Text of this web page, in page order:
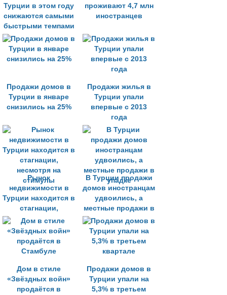
Турции в этом году
снижаются самыми
быстрыми темпами
проживают 4,7 млн
иностранцев
Продажи домов в
Турции в январе
снизились на 25%
Продажи жилья в
Турции упали
впервые с 2013
года
Рынок
недвижимости в
Турции находится в
стагнации,
несмотря на
стимулы
В Турции продажи
домов иностранцам
удвоились, а
местные продажи в
упадке
Дом в стиле
«Звёздных войн»
продаётся в
Продажи домов в
Турции упали на
5,3% в третьем